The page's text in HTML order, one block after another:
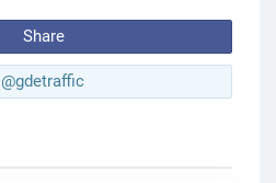
Share
@gdetraffic